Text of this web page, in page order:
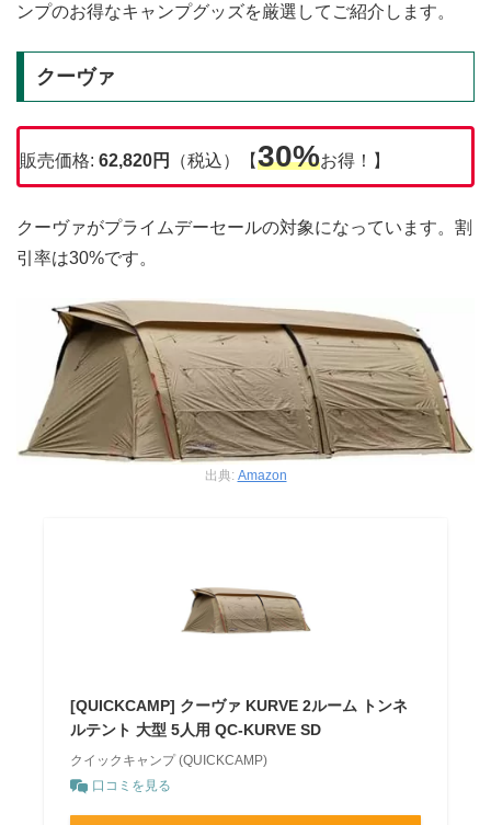
ンプのお得なキャンプグッズを厳選してご紹介します。
クーヴァ
販売価格: 62,820円 （税込）【30%お得！】
クーヴァがプライムデーセールの対象になっています。割
引率は30%です。
出典: Amazon
[QUICKCAMP] クーヴァ KURVE 2ルーム トンネ
ルテント 大型 5人用 QC-KURVE SD
クイックキャンプ (QUICKCAMP)
口コミを見る